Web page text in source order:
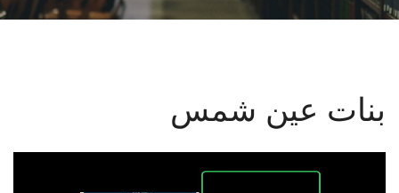
البحث العلمي
بنات عين شمس